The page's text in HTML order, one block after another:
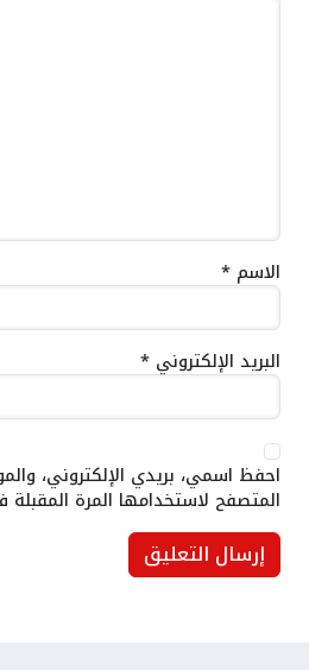
الاسم *
البريد الإلكتروني *
احفظ اسمي، بريدي الإلكتروني،
المتصفح لاستخدامها المرة